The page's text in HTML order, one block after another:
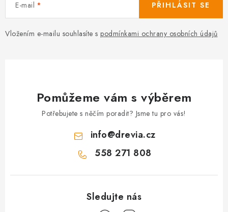
E-mail
Vložením e-mailu souhlasíte s podmínkami ochrany osobních údajů
PŘIHLÁSIT SE
Pomůžeme vám s výběrem
Potřebujete s něčím poradit? Jsme tu pro vás!
info@drevia.cz
558 271 808